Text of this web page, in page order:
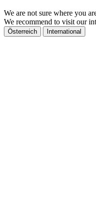
We are not sure where you
We recommend to visit our
Österreich International